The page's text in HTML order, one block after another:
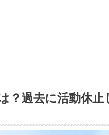
？過去に活動休